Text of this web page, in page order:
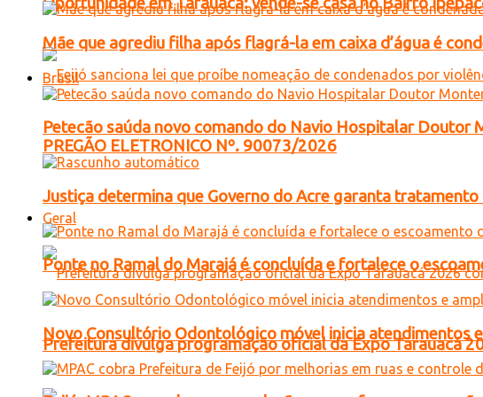
PREGÃO ELETRONICO Nº. 90073/2026
Geral
Prefeitura divulga programação oficial da Expo Tarauacá
Mãe que agrediu filha após flagrá-la em caixa d’água é
Brasil
Petecão saúda novo comando do Navio Hospitalar Doutor
Justiça determina que Governo do Acre garanta
Ponte no Ramal do Marajá é concluída e fortalece o
Novo Consultório Odontológico móvel inicia atendimentos